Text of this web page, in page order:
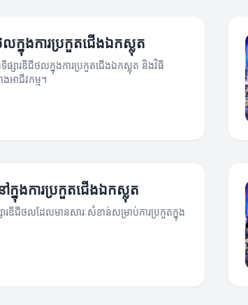
ក្នុងការប្រកួតជើងឯកស្លុត
ផ្សារឌីជីថលក្នុងការប្រកួតជើងឯកស្លុត និងវិធី
ាជីវកម្ម។
ក្នុងការប្រកួតជើងឯកស្លុត
ារឌីជីថលដែលមានសារៈសំខាន់សម្រាប់ការប្រកួតក្នុង